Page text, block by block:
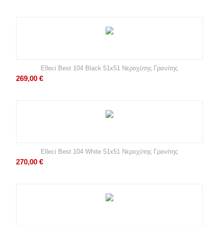
Elleci Best 104 Black 51x51 Νεροχύτης Γρανίτης
269,00 €
Elleci Best 104 White 51x51 Νεροχύτης Γρανίτης
270,00 €